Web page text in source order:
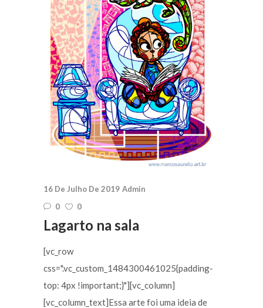
16 De Julho De 2019 Admin
0
0
Lagarto na sala
[vc_row
css=".vc_custom_1484300461025{padding-
top: 4px !important;}"][vc_column]
[vc_column_text]Essa arte foi uma ideia de